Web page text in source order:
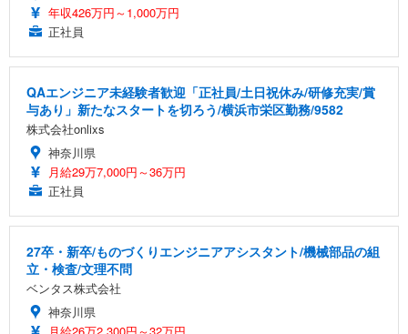
年収426万円～1,000万円
正社員
QAエンジニア未経験者歓迎「正社員/土日祝休み/研修充実/賞
与あり」新たなスタートを切ろう/横浜市栄区勤務/9582
株式会社onlixs
神奈川県
月給29万7,000円～36万円
正社員
27卒・新卒/ものづくりエンジニアアシスタント/機械部品の組
立・検査/文理不問
ベンタス株式会社
神奈川県